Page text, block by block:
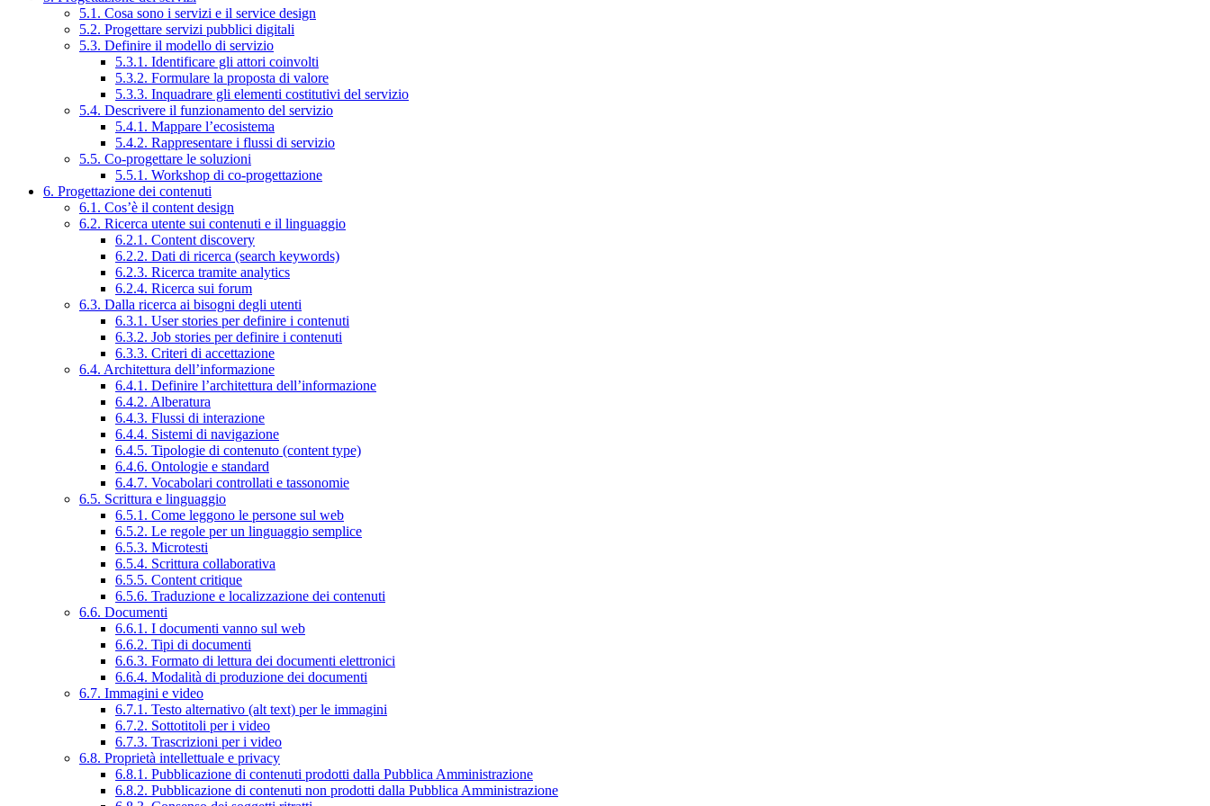
5.1. Cosa sono i servizi e il service design
5.2. Progettare servizi pubblici digitali
5.3. Definire il modello di servizio
5.3.1. Identificare gli attori coinvolti
5.3.2. Formulare la proposta di valore
5.3.3. Inquadrare gli elementi costitutivi del servizio
5.4. Descrivere il funzionamento del servizio
5.4.1. Mappare l’ecosistema
5.4.2. Rappresentare i flussi di servizio
5.5. Co-progettare le soluzioni
5.5.1. Workshop di co-progettazione
6. Progettazione dei contenuti
6.1. Cos’è il content design
6.2. Ricerca utente sui contenuti e il linguaggio
6.2.1. Content discovery
6.2.2. Dati di ricerca (search keywords)
6.2.3. Ricerca tramite analytics
6.2.4. Ricerca sui forum
6.3. Dalla ricerca ai bisogni degli utenti
6.3.1. User stories per definire i contenuti
6.3.2. Job stories per definire i contenuti
6.3.3. Criteri di accettazione
6.4. Architettura dell’informazione
6.4.1. Definire l’architettura dell’informazione
6.4.2. Alberatura
6.4.3. Flussi di interazione
6.4.4. Sistemi di navigazione
6.4.5. Tipologie di contenuto (content type)
6.4.6. Ontologie e standard
6.4.7. Vocabolari controllati e tassonomie
6.5. Scrittura e linguaggio
6.5.1. Come leggono le persone sul web
6.5.2. Le regole per un linguaggio semplice
6.5.3. Microtesti
6.5.4. Scrittura collaborativa
6.5.5. Content critique
6.5.6. Traduzione e localizzazione dei contenuti
6.6. Documenti
6.6.1. I documenti vanno sul web
6.6.2. Tipi di documenti
6.6.3. Formato di lettura dei documenti elettronici
6.6.4. Modalità di produzione dei documenti
6.7. Immagini e video
6.7.1. Testo alternativo (alt text) per le immagini
6.7.2. Sottotitoli per i video
6.7.3. Trascrizioni per i video
6.8. Proprietà intellettuale e privacy
6.8.1. Pubblicazione di contenuti prodotti dalla Pubblica Amministrazione
6.8.2. Pubblicazione di contenuti non prodotti dalla Pubblica Amministrazione